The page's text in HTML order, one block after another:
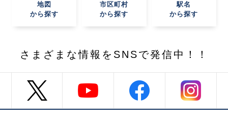
地図
から探す
市区町村
から探す
駅名
から探す
さまざまな情報を SNSで発信中！！